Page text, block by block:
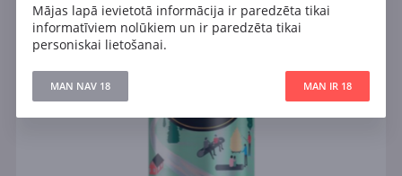
Mājas lapā ievietotā informācija ir paredzēta tikai
informatīviem nolūkiem un ir paredzēta tikai
personiskai lietošanai.
MAN NAV 18 MAN IR 18